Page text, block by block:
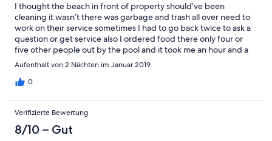
I thought the beach in front of property should’ve been
cleaning it wasn’t there was garbage and trash all over need to
work on their service sometimes I had to go back twice to ask a
question or get service also I ordered food there only four or
five other people out by the pool and it took me an hour and a
half to get my food then this morning I asked where my
service was poor
Aufenthalt von 2 Nächten im Januar 2019
0
Verifizierte Bewertung
8/10 – Gut